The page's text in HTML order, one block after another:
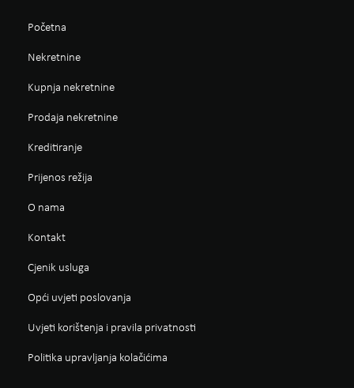
Početna
Nekretnine
Kupnja nekretnine
Prodaja nekretnine
Kreditiranje
Prijenos režija
O nama
Kontakt
Cjenik usluga
Opći uvjeti poslovanja
Uvjeti korištenja i pravila privatnosti
Politika upravljanja kolačićima